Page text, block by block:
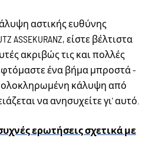
αστικής ευθύνης
ASSEKURANZ, είστε βέλτιστα
ακριβώς τις και πολλές
ένα βήμα μπροστά -
κάλυψη από
να ανησυχείτε γι' αυτό.
ερωτήσεις σχετικά με